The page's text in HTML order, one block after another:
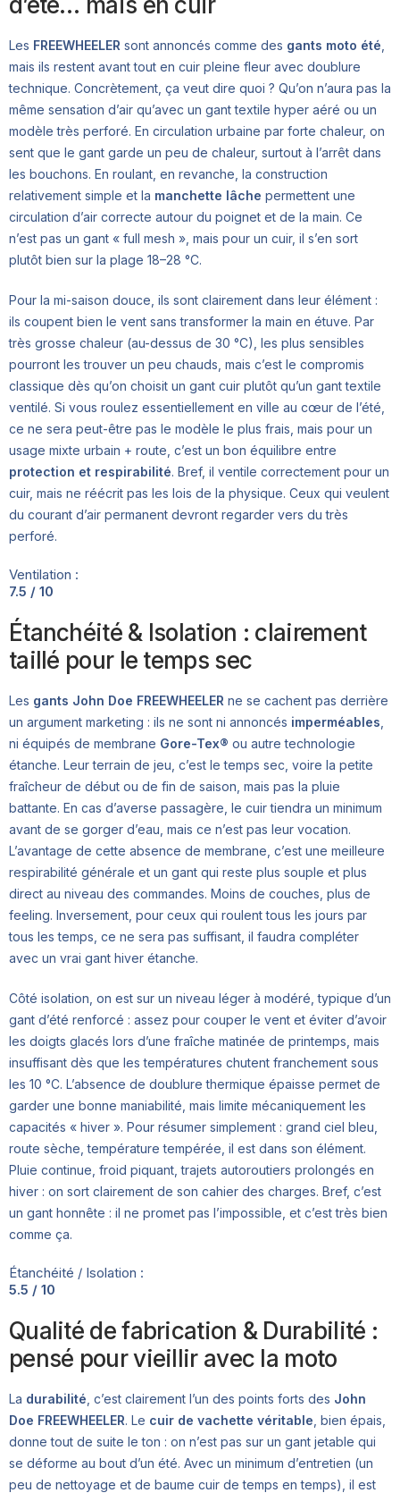
Les FREEWHEELER sont annoncés comme des gants moto été
mais ils restent avant tout en cuir pleine fleur avec doublure
technique. Concrètement, ça veut dire quoi ? Qu’on n’aura pas la
même sensation d’air qu’avec un gant textile hyper aéré ou un
modèle très perforé. En circulation urbaine par forte chaleur, on
sent que le gant garde un peu de chaleur, surtout à l’arrêt dans
les bouchons. En roulant, en revanche, la construction
relativement simple et la manchette lâche permettent une
circulation d’air correcte autour du poignet et de la main. Ce
n’est pas un gant « full mesh », mais pour un cuir, il s’en sort
plutôt bien sur la plage 18–28 °C.
Pour la mi-saison douce, ils sont clairement dans leur élément :
ils coupent bien le vent sans transformer la main en étuve. Par
très grosse chaleur (au-dessus de 30 °C), les plus sensibles
pourront les trouver un peu chauds, mais c’est le compromis
classique dès qu’on choisit un gant cuir plutôt qu’un gant textile
ventilé. Si vous roulez essentiellement en ville au cœur de l’été,
ce ne sera peut-être pas le modèle le plus frais, mais pour un
usage mixte urbain + route, c’est un bon équilibre entre
protection et respirabilité. Bref, il ventile correctement pour un
cuir, mais ne réécrit pas les lois de la physique. Ceux qui veulent
du courant d’air permanent devront regarder vers du très
perforé.
Ventilation :
7.5 / 10
Étanchéité & Isolation : clairement
taillé pour le temps sec
Les gants John Doe FREEWHEELER ne se cachent pas derrière
un argument marketing : ils ne sont ni annoncés imperméables
ni équipés de membrane Gore-Tex® ou autre technologie
étanche. Leur terrain de jeu, c’est le temps sec, voire la petite
fraîcheur de début ou de fin de saison, mais pas la pluie
battante. En cas d’averse passagère, le cuir tiendra un minimum
avant de se gorger d’eau, mais ce n’est pas leur vocation.
L’avantage de cette absence de membrane, c’est une meilleure
respirabilité générale et un gant qui reste plus souple et plus
direct au niveau des commandes. Moins de couches, plus de
feeling. Inversement, pour ceux qui roulent tous les jours par
tous les temps, ce ne sera pas suffisant, il faudra compléter
avec un vrai gant hiver étanche.
Côté isolation, on est sur un niveau léger à modéré, typique d’un
gant d’été renforcé : assez pour couper le vent et éviter d’avoir
les doigts glacés lors d’une fraîche matinée de printemps, mais
insuffisant dès que les températures chutent franchement sous
les 10 °C. L’absence de doublure thermique épaisse permet de
garder une bonne maniabilité, mais limite mécaniquement les
capacités « hiver ». Pour résumer simplement : grand ciel bleu,
route sèche, température tempérée, il est dans son élément.
Pluie continue, froid piquant, trajets autoroutiers prolongés en
hiver : on sort clairement de son cahier des charges. Bref, c’est
un gant honnête : il ne promet pas l’impossible, et c’est très bien
comme ça.
Étanchéité / Isolation :
5.5 / 10
Qualité de fabrication & Durabilité :
pensé pour vieillir avec la moto
La durabilité , c’est clairement l’un des points forts des John
Doe FREEWHEELER. Le cuir de vachette véritable , bien épais,
donne tout de suite le ton : on n’est pas sur un gant jetable qui
se déforme au bout d’un été. Avec un minimum d’entretien (un
peu de nettoyage et de baume cuir de temps en temps), il est